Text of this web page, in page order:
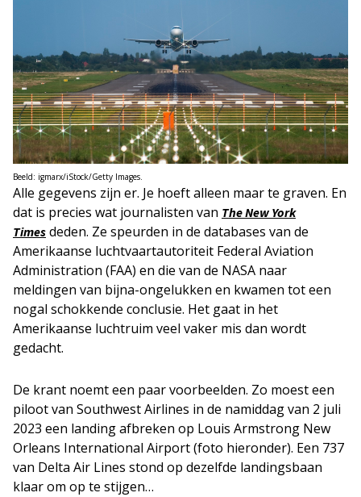
Beeld: igmarx/iStock/Getty Images.
Alle gegevens zijn er. Je hoeft alleen maar te graven. En
dat is precies wat journalisten van The New York
Times deden. Ze speurden in de databases van de
Amerikaanse luchtvaartautoriteit Federal Aviation
Administration (FAA) en die van de NASA naar
meldingen van bijna-ongelukken en kwamen tot een
nogal schokkende conclusie. Het gaat in het
Amerikaanse luchtruim veel vaker mis dan wordt
gedacht.
De krant noemt een paar voorbeelden. Zo moest een
piloot van Southwest Airlines in de namiddag van 2 juli
2023 een landing afbreken op Louis Armstrong New
Orleans International Airport (foto hieronder). Een 737
van Delta Air Lines stond op dezelfde landingsbaan
klaar om op te stijgen…